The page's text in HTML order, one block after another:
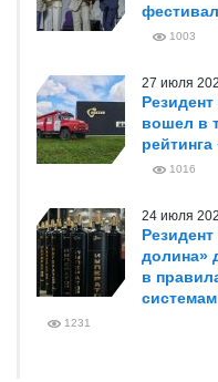
1003
27 июля
вошел в
рейтинга
1016
24 июля
долина»
в
системам
1231